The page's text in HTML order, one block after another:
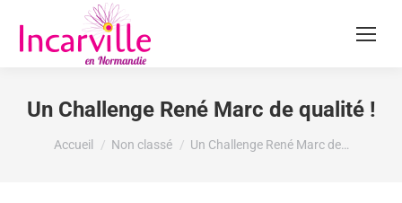
Un Challenge René Marc de qualité !
Vous êtes ici :
Accueil Non classé Un Challenge René Marc de…